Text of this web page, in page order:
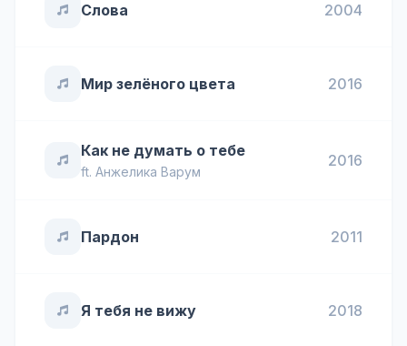
Слова 2004
Мир зелёного цвета 2016
Как не думать о тебе
ft. Анжелика Варум
2016
Пардон 2011
Я тебя не вижу 2018